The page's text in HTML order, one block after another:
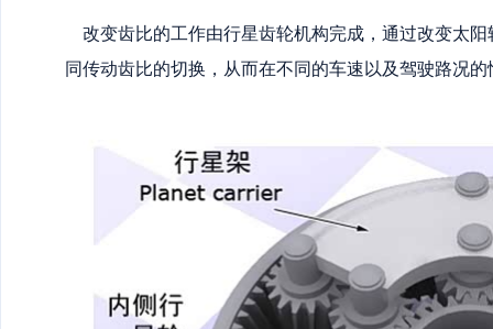
改变齿比的工作由行星齿轮机构完成，通过改变太
同传动齿比的切换，从而在不同的车速以及驾驶路况